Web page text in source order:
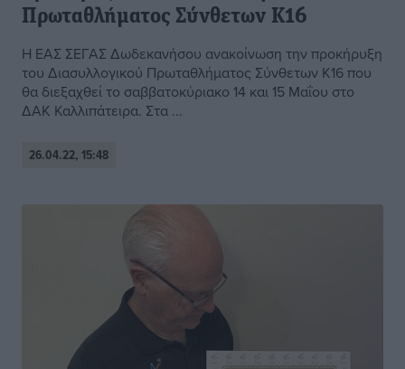
Πρωταθλήματος Σύνθετων Κ16
Η ΕΑΣ ΣΕΓΑΣ Δωδεκανήσου ανακοίνωση την προκήρυξη
του Διασυλλογικού Πρωταθλήματος Σύνθετων Κ16 που
θα διεξαχθεί το σαββατοκύριακο 14 και 15 Μαΐου στο
ΔΑΚ Καλλιπάτειρα. Στα ...
26.04.22, 15:48